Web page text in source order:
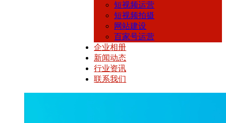
短视频运营
短视频拍摄
网站建设
百家号运营
企业相册
新闻动态
行业资讯
联系我们